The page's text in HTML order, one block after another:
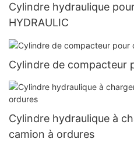
Cylindre hydraulique
HYDRAULIC
Cylindre de compacteur
Cylindre hydraulique à
camion à ordures